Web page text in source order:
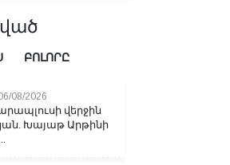
ԲՈԼՈՐԸ
08/2026
վերջին
Խայաթ Արթինի